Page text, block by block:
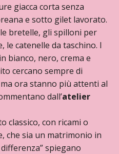
giacca corta senza
e sotto gilet lavorato.
bretelle, gli spilloni per
catenelle da taschino. I
bianco, nero, crema e
cercano sempre di
ora stanno più attenti al
dall’atelier
classico, con ricami o
che sia un matrimonio in
spiegano